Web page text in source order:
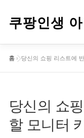
쿠팡인생
컴퓨터 기타
홈 »당신의 쇼핑 리스트에
당신의 쇼
할 모니터